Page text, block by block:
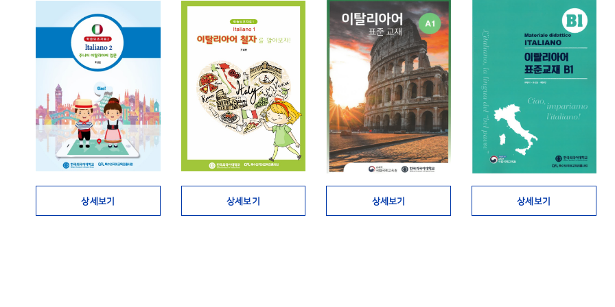
상세보기 상세보기 상세보기 상세보기